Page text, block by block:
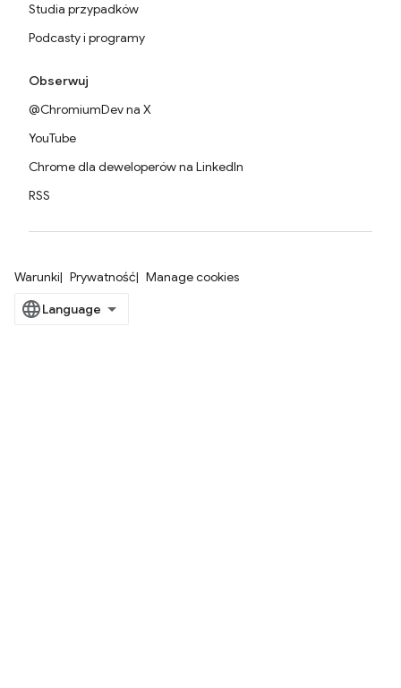
Studia przypadków
Podcasty i programy
Obserwuj
@ChromiumDev na X
YouTube
Chrome dla deweloperów na LinkedIn
RSS
Warunki Prywatność Manage cookies